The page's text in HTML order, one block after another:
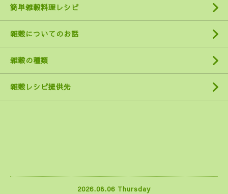
簡単雑穀料理レシピ
雑穀についてのお話
雑穀の種類
雑穀レシピ提供先
2026.08.06 Thursday